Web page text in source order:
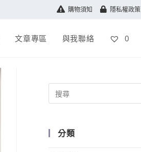
購物須知 隱私權政策
文章專區 與我聯絡 0
分類